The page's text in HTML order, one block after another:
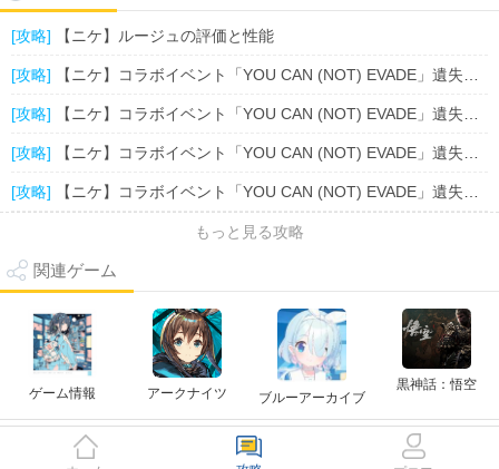
[攻略] 【ニケ】ルージュの評価と性能
[攻略] 【ニケ】コラボイベント「YOU CAN (NOT) EVADE」遺失物の位置一覧（9.14）
[攻略] 【ニケ】コラボイベント「YOU CAN (NOT) EVADE」遺失物の位置一覧（9.13）
[攻略] 【ニケ】コラボイベント「YOU CAN (NOT) EVADE」遺失物の位置一覧（9.12）
[攻略] 【ニケ】コラボイベント「YOU CAN (NOT) EVADE」遺失物の位置一覧（9.10-9.11）
もっと見る攻略
関連ゲーム
ゲーム情報 アークナイツ ブルーアーカイブ
黒神話：悟空